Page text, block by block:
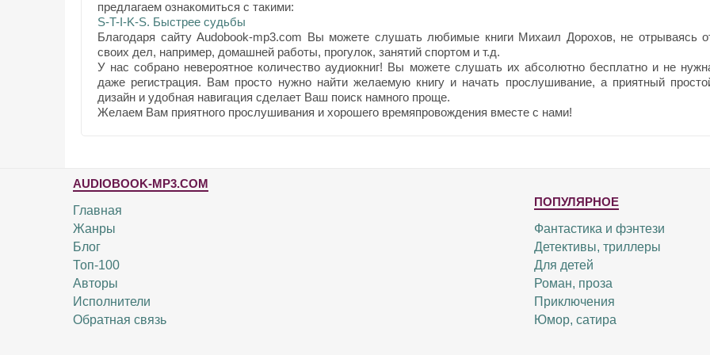
предлагаем ознакомиться с такими:
S-T-I-K-S. Быстрее судьбы
Благодаря сайту Audobook-mp3.com Вы можете слушать любимые книги Михаил Дорохов, не отрываясь
своих дел, например, домашней работы, прогулок, занятий спортом и т.д.
У нас собрано невероятное количество аудиокниг! Вы можете слушать их абсолютно бесплатно и не
даже регистрация. Вам просто нужно найти желаемую книгу и начать прослушивание, а приятный
дизайн и удобная навигация сделает Ваш поиск намного проще.
Желаем Вам приятного прослушивания и хорошего времяпровождения вместе с нами!
AUDIOBOOK-MP3.COM
Главная
Жанры
Блог
Топ-100
Авторы
Исполнители
Обратная связь
ПОПУЛЯРНОЕ
Фантастика и фэнтези
Детективы, триллеры
Для детей
Роман, проза
Приключения
Юмор, сатира